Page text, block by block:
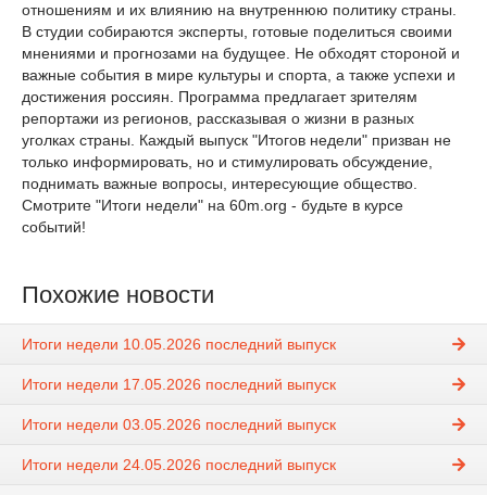
отношениям и их влиянию на внутреннюю политику страны.
В студии собираются эксперты, готовые поделиться своими
мнениями и прогнозами на будущее. Не обходят стороной и
важные события в мире культуры и спорта, а также успехи и
достижения россиян. Программа предлагает зрителям
репортажи из регионов, рассказывая о жизни в разных
уголках страны. Каждый выпуск "Итогов недели" призван не
только информировать, но и стимулировать обсуждение,
поднимать важные вопросы, интересующие общество.
Смотрите "Итоги недели" на 60m.org - будьте в курсе
событий!
Похожие новости
Итоги недели 10.05.2026 последний выпуск
Итоги недели 17.05.2026 последний выпуск
Итоги недели 03.05.2026 последний выпуск
Итоги недели 24.05.2026 последний выпуск